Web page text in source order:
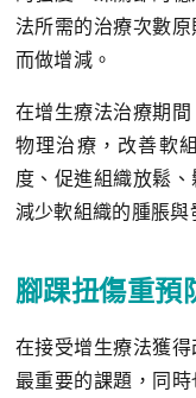
法所需的治療次數
而做增減。
在增生療法治療期
物理治療，改善軟
度、促進組織放鬆
減少軟組織的腫脹與
腳踝扭傷重預
在接受增生療法獲
最重要的課題，同